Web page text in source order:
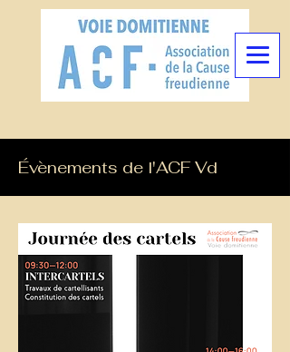
Évènements de l'ACF Vd